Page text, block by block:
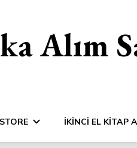
Alım
İKINCI EL KITAP